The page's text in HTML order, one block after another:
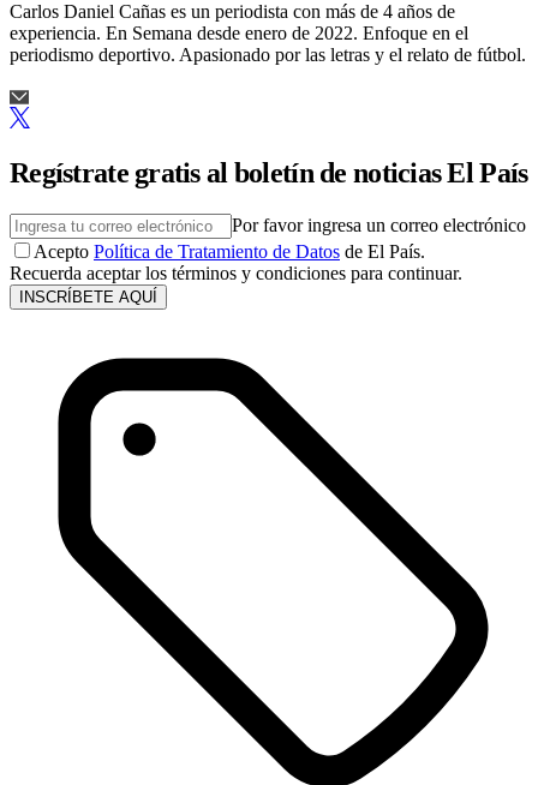
Carlos Daniel Cañas es un periodista con más de 4 años de
experiencia. En Semana desde enero de 2022. Enfoque en el
periodismo deportivo. Apasionado por las letras y el relato de fútbol.
Regístrate gratis al boletín de noticias El País
Por favor ingresa un correo electrónico
Acepto Política de Tratamiento de Datos de El País.
Recuerda aceptar los términos y condiciones para continuar.
INSCRÍBETE AQUÍ